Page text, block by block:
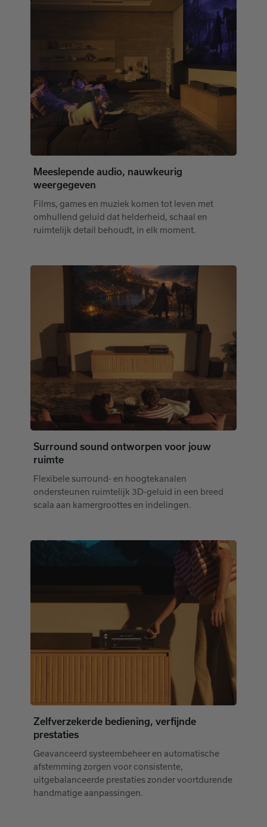
Meeslepende audio, nauwkeurig
weergegeven
Films, games en muziek komen tot leven met
omhullend geluid dat helderheid, schaal en
ruimtelijk detail behoudt, in elk moment.
Surround sound ontworpen voor jouw
ruimte
Flexibele surround‑ en hoogtekanalen
ondersteunen ruimtelijk 3D‑geluid in een breed
scala aan kamergroottes en indelingen.
Zelfverzekerde bediening, verfijnde
prestaties
Geavanceerd systeembeheer en automatische
afstemming zorgen voor consistente,
uitgebalanceerde prestaties zonder voortdurende
handmatige aanpassingen.